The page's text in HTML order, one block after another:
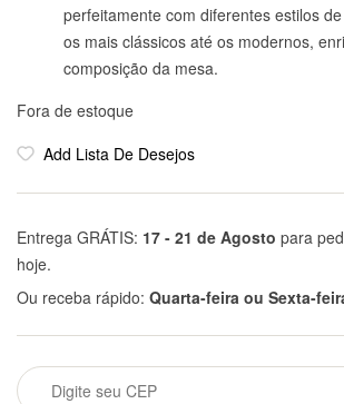
perfeitamente com diferentes estilos
os mais clássicos até os modernos,
composição da mesa.
Fora de estoque
Add Lista De Desejos
Entrega GRÁTIS: 17 - 21 de Agosto para
hoje.
Ou receba rápido: Quarta-feira ou Sexta-